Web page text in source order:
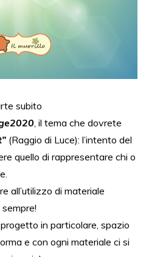
subito
, il tema che dovrete
(Raggio di Luce): l’intento del
quello di rappresentare chi o
all’utilizzo di materiale
in particolare, spazio
e con ogni materiale ci si